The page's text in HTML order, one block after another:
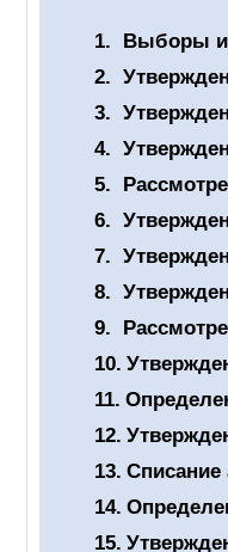
1. Выборы и
2.
3.
4.
5.
6.
7.
8.
9.
10.
11.
12.
13. Списание
14.
15.